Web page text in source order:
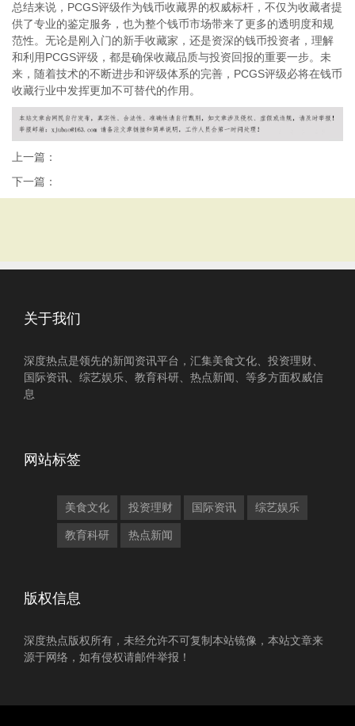
总结来说，PCGS评级作为钱币收藏界的权威标杆，不仅为收藏者提
供了专业的鉴定服务，也为整个钱币市场带来了更多的透明度和规
范性。无论是刚入门的新手收藏家，还是资深的钱币投资者，理解
和利用PCGS评级，都是确保收藏品质与投资回报的重要一步。未
来，随着技术的不断进步和评级体系的完善，PCGS评级必将在钱币
收藏行业中发挥更加不可替代的作用。
上一篇：
下一篇：
关于我们
深度热点是领先的新闻资讯平台，汇集美食文化、投资理财、
国际资讯、综艺娱乐、教育科研、热点新闻、等多方面权威信
息
网站标签
美食文化 投资理财 国际资讯 综艺娱乐
教育科研 热点新闻
版权信息
深度热点版权所有，未经允许不可复制本站镜像，本站文章来
源于网络，如有侵权请邮件举报！